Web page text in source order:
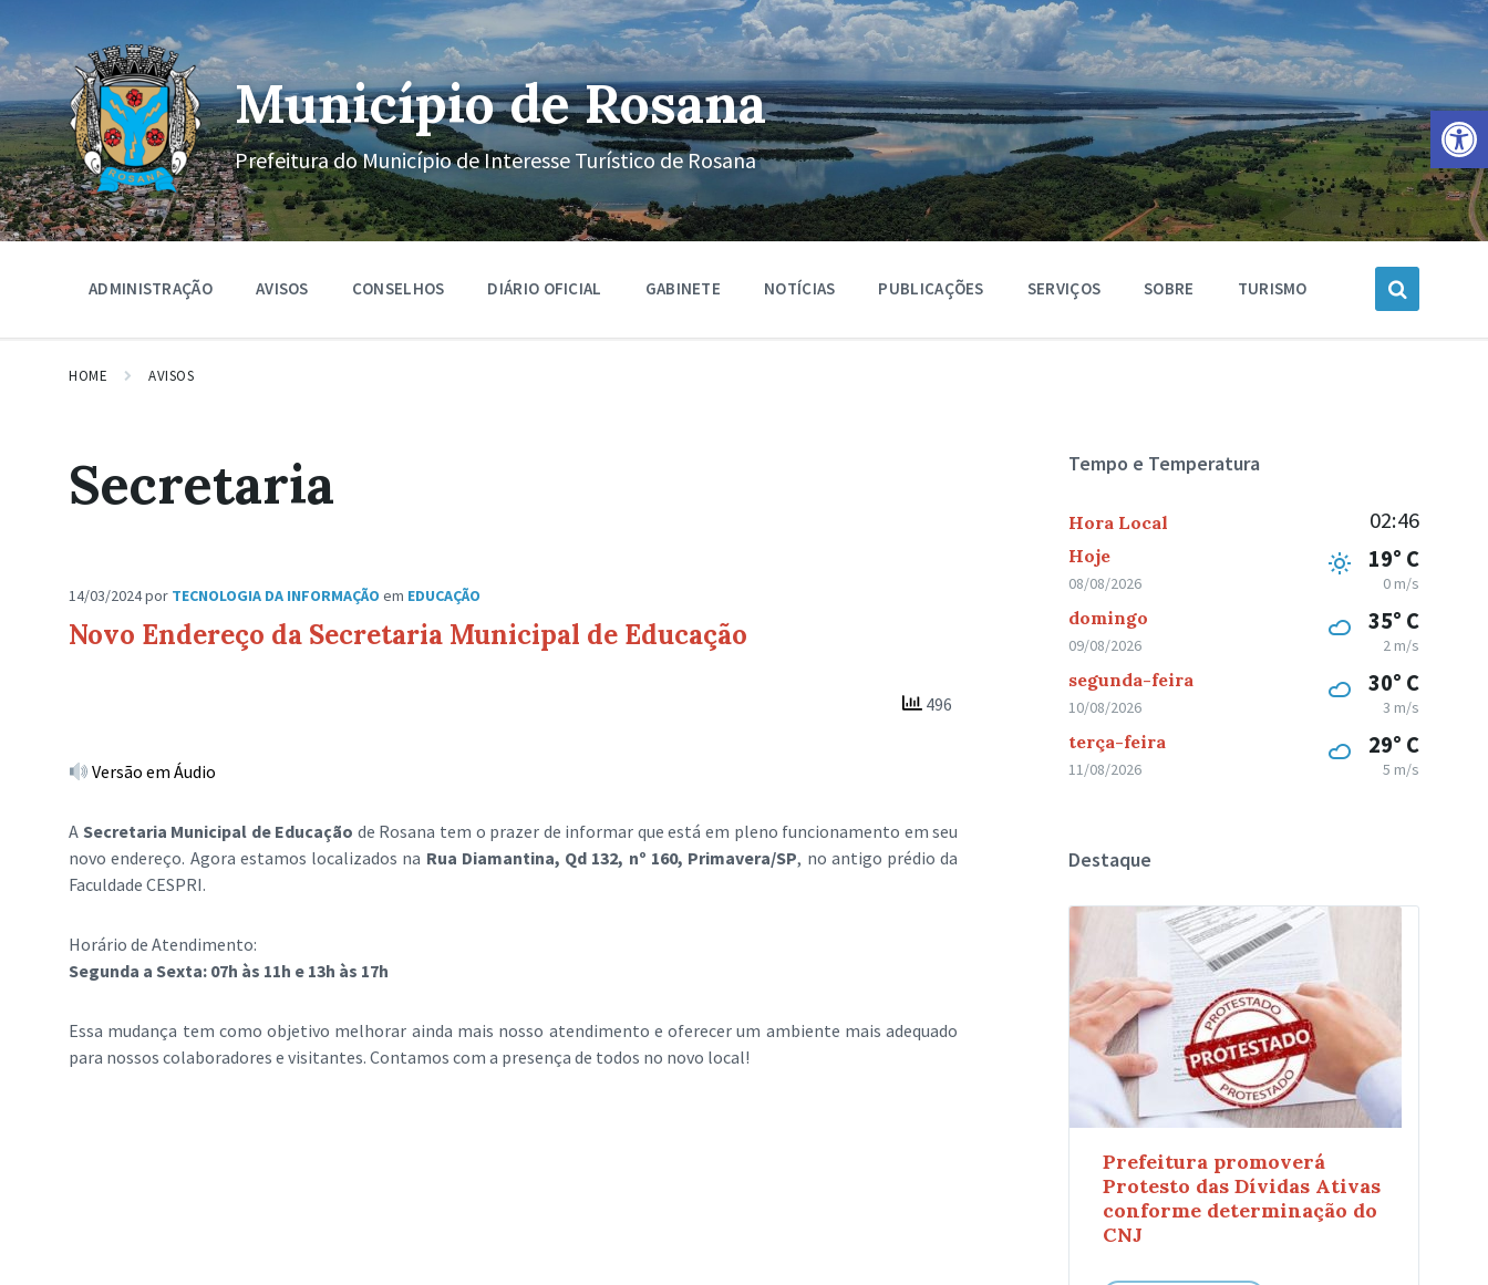
Barra de Ferramentas Aberta
o
conteúdo
a
navegação
principal
o
rodapé
Município de Rosana
Prefeitura do Município de Interesse Turístico de Rosana
ADMINISTRAÇÃO AVISOS CONSELHOS DIÁRIO OFICIAL GABINETE NOTÍCIAS PUBLICAÇÕES SERVIÇOS SOBRE TURISMO
HOME AVISOS
Secretaria
14/03/2024por TECNOLOGIA DA INFORMAÇÃO em EDUCAÇÃO
Novo Endereço da Secretaria Municipal de Educação
496
Versão em Áudio
A Secretaria Municipal de Educação de Rosana tem o prazer de informar que está em pleno funcionamento em seu
novo endereço. Agora estamos localizados na Rua Diamantina, Qd 132, nº 160, Primavera/SP, no antigo prédio da
Faculdade CESPRI.
Horário de Atendimento:
Segunda a Sexta: 07h às 11h e 13h às 17h
Essa mudança tem como objetivo melhorar ainda mais nosso atendimento e oferecer um ambiente mais adequado
para nossos colaboradores e visitantes. Contamos com a presença de todos no novo local!
Tempo e Temperatura
Hora Local 02:46
Hoje
08/08/2026
19° C
0 m/s
domingo
09/08/2026
35° C
2 m/s
segunda-feira
10/08/2026
30° C
3 m/s
terça-feira
11/08/2026
29° C
5 m/s
Destaque
Prefeitura promoverá
Protesto das Dívidas Ativas
conforme determinação do
CNJ